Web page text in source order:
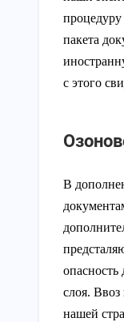
пакета
с этого
В
опасность
слоя. Ввоз
нашей